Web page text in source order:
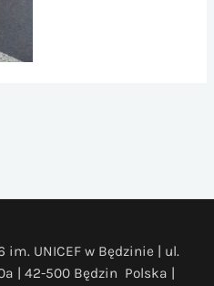
UNICEF w Będzinie | ul.
| 42-500 Będzin Polska |